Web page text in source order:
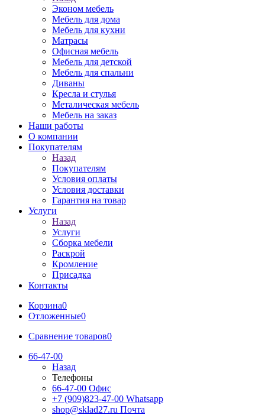
Эконом мебель
Мебель для дома
Мебель для кухни
Матрасы
Офисная мебель
Мебель для детской
Мебель для спальни
Диваны
Кресла и стулья
Металическая мебель
Мебель на заказ
Наши работы
О компании
Покупателям
Назад
Покупателям
Условия оплаты
Условия доставки
Гарантия на товар
Услуги
Назад
Услуги
Сборка мебели
Раскрой
Кромление
Присадка
Контакты
Корзина0
Отложенные0
Сравнение товаров0
66-47-00
Назад
Телефоны
66-47-00 Офис
+7 (909)823-47-00 Whatsapp
shop@sklad27.ru Почта